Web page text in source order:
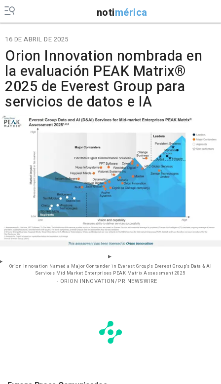
notimérica
16 DE ABRIL DE 2025
Orion Innovation nombrada en
la evaluación PEAK Matrix®
2025 de Everest Group para
servicios de datos e IA
Orion Innovation Named a Major Contender in Everest Group's Everest Group’s Data & AI
Services Mid Market Enterprises PEAK Matrix Assessment 2025
- ORION INNOVATION/PR NEWSWIRE